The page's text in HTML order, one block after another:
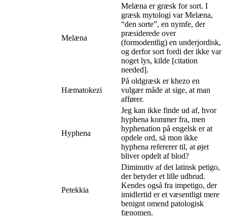
Melæna
Melæna er græsk for sort. I
græsk mytologi var Melæna,
“den sorte”, en nymfe, der
præsiderede over
(formodentlig) en underjordisk,
og derfor sort fordi der ikke var
noget lys, kilde [citation
needed].
Hæmatokezi
På oldgræsk er khezo en
vulgær måde at sige, at man
affører.
Hyphena
Jeg kan ikke finde ud af, hvor
hyphena kommer fra, men
hyphenation på engelsk er at
opdele ord, så mon ikke
hyphena refererer til, at øjet
bliver opdelt af blod?
Petekkia
Diminutiv af det latinsk petigo,
der betyder et lille udbrud.
Kendes også fra impetigo, der
imidlertid er et væsentligt mere
benignt omend patologisk
fænomen.